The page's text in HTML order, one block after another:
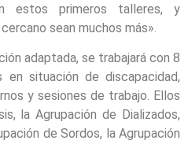
estos primeros talleres, y
sean muchos más».
adaptada, se trabajará con 8
en situación de discapacidad,
y sesiones de trabajo. Ellos
la Agrupación de Dializados,
de Sordos, la Agrupación